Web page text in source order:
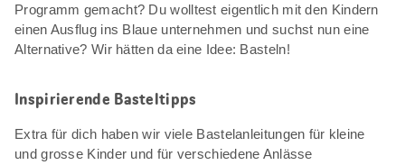
Programm gemacht? Du wolltest eigentlich mit den Kindern
einen Ausflug ins Blaue unternehmen und suchst nun eine
Alternative? Wir hätten da eine Idee: Basteln!
Inspirierende Basteltipps
Extra für dich haben wir viele Bastelanleitungen für kleine
und grosse Kinder und für verschiedene Anlässe